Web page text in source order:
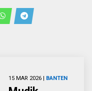
15 MAR 2026 | BANTEN